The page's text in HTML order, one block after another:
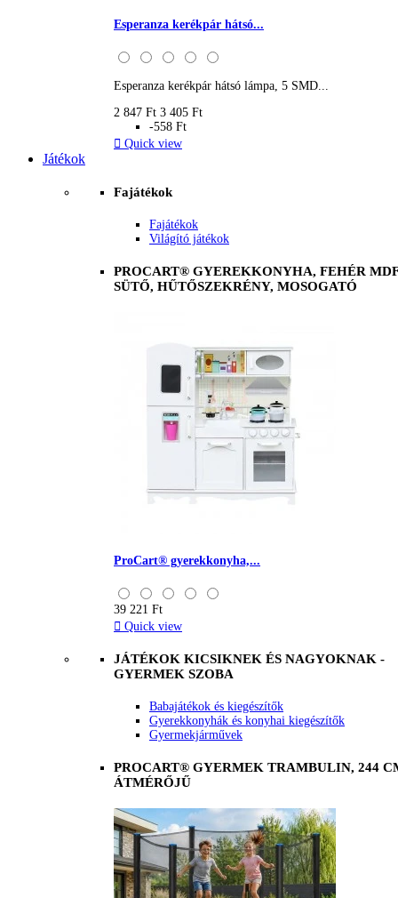
Esperanza kerékpár hátsó...
Esperanza kerékpár hátsó lámpa, 5 SMD...
2 847 Ft 3 405 Ft
-558 Ft
 Quick view
Játékok
Fajátékok
Fajátékok
Világító játékok
PROCART® GYEREKKONYHA, FEHÉR
SÜTŐ, HŰTŐSZEKRÉNY, MOSOGATÓ
ProCart® gyerekkonyha,...
39 221 Ft
 Quick view
JÁTÉKOK KICSIKNEK ÉS NAGYOKNAK -
GYERMEK SZOBA
Babajátékok és kiegészítők
Gyerekkonyhák és konyhai kiegészítők
Gyermekjárművek
PROCART® GYERMEK TRAMBULIN, 244
ÁTMÉRŐJŰ